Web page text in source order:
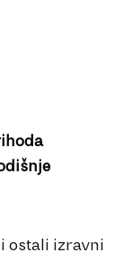
ostali izravni